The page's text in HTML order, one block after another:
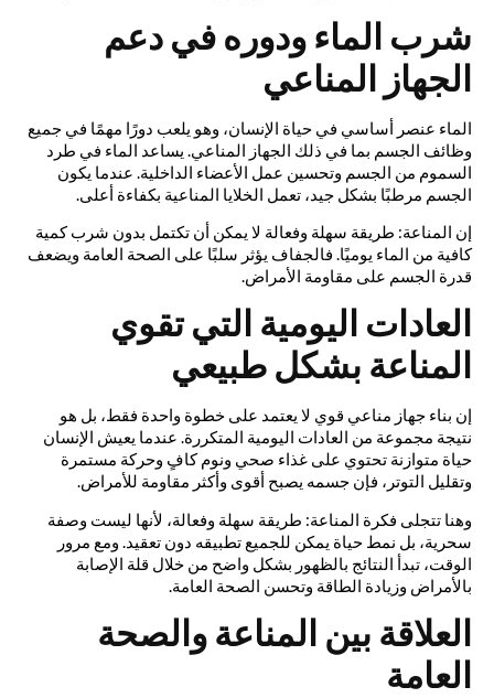
شرب الماء ودوره في دعم
الجهاز المناعي
الماء عنصر أساسي في حياة الإنسان، وهو يلعب دورًا مهمًا في جميع
وظائف الجسم بما في ذلك الجهاز المناعي. يساعد الماء في طرد
السموم من الجسم وتحسين عمل الأعضاء الداخلية. عندما يكون
الجسم مرطبًا بشكل جيد، تعمل الخلايا المناعية بكفاءة أعلى.
إن المناعة: طريقة سهلة وفعالة لا يمكن أن تكتمل بدون شرب كمية
كافية من الماء يوميًا. فالجفاف يؤثر سلبًا على الصحة العامة ويضعف
قدرة الجسم على مقاومة الأمراض.
العادات اليومية التي تقوي
المناعة بشكل طبيعي
إن بناء جهاز مناعي قوي لا يعتمد على خطوة واحدة فقط، بل هو
نتيجة مجموعة من العادات اليومية المتكررة. عندما يعيش الإنسان
حياة متوازنة تحتوي على غذاء صحي ونوم كافٍ وحركة مستمرة
وتقليل التوتر، فإن جسمه يصبح أقوى وأكثر مقاومة للأمراض.
وهنا تتجلى فكرة المناعة: طريقة سهلة وفعالة، لأنها ليست وصفة
سحرية، بل نمط حياة يمكن للجميع تطبيقه دون تعقيد. ومع مرور
الوقت، تبدأ النتائج بالظهور بشكل واضح من خلال قلة الإصابة
بالأمراض وزيادة الطاقة وتحسن الصحة العامة.
العلاقة بين المناعة والصحة
العامة